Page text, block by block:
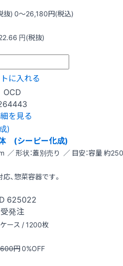
抜)0〜26,180円(税込)
円(税抜)
に入れる
OCD
を見る
(シーピー化成)
形状：蓋別売り ／ 目安：容量 約
、惣菜容器です。
625022
受発注
ケース / 1200枚
円0%OFF